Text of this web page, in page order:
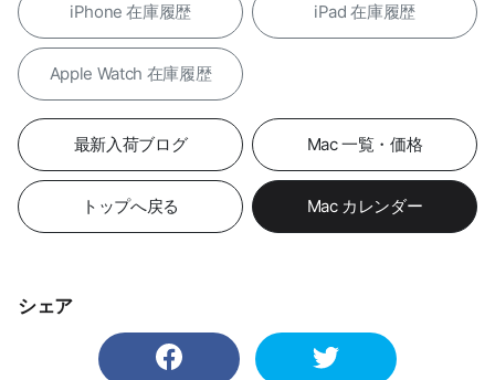
iPhone 在庫履歴 iPad 在庫履歴
Apple Watch 在庫履歴
最新入荷ブログ Mac 一覧・価格
トップへ戻る Mac カレンダー
シェア